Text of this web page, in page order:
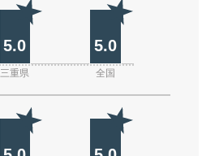
5.0 5.0
三重県 全国